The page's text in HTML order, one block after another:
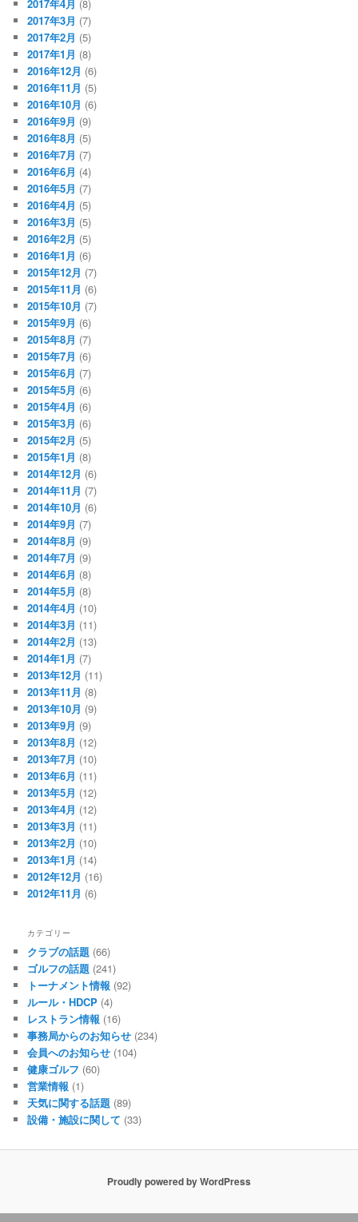
2017年4月 (8)
2017年3月 (7)
2017年2月 (5)
2017年1月 (8)
2016年12月 (6)
2016年11月 (5)
2016年10月 (6)
2016年9月 (9)
2016年8月 (5)
2016年7月 (7)
2016年6月 (4)
2016年5月 (7)
2016年4月 (5)
2016年3月 (5)
2016年2月 (5)
2016年1月 (6)
2015年12月 (7)
2015年11月 (6)
2015年10月 (7)
2015年9月 (6)
2015年8月 (7)
2015年7月 (6)
2015年6月 (7)
2015年5月 (6)
2015年4月 (6)
2015年3月 (6)
2015年2月 (5)
2015年1月 (8)
2014年12月 (6)
2014年11月 (7)
2014年10月 (6)
2014年9月 (7)
2014年8月 (9)
2014年7月 (9)
2014年6月 (8)
2014年5月 (8)
2014年4月 (10)
2014年3月 (11)
2014年2月 (13)
2014年1月 (7)
2013年12月 (11)
2013年11月 (8)
2013年10月 (9)
2013年9月 (9)
2013年8月 (12)
2013年7月 (10)
2013年6月 (11)
2013年5月 (12)
2013年4月 (12)
2013年3月 (11)
2013年2月 (10)
2013年1月 (14)
2012年12月 (16)
2012年11月 (6)
カテゴリー
クラブの話題 (66)
ゴルフの話題 (241)
トーナメント情報 (92)
ルール・HDCP (4)
レストラン情報 (16)
事務局からのお知らせ (234)
会員へのお知らせ (104)
健康ゴルフ (60)
営業情報 (1)
天気に関する話題 (89)
設備・施設に関して (33)
Proudly powered by WordPress